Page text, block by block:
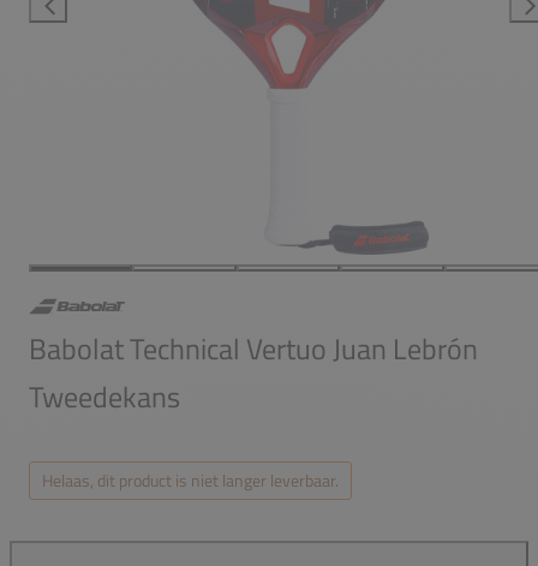
Babolat Technical Vertuo Juan Lebrón
Tweedekans
Helaas, dit product is niet langer leverbaar.